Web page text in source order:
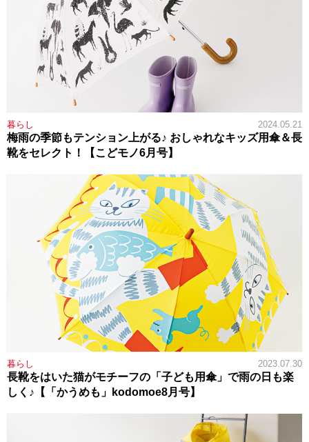
暮らし 2024.05.21
梅雨の季節もテンション上がる♪ おしゃれなキッズ用傘＆長
靴をセレクト！【こどモノ6月号】
暮らし 2023.07.30
長靴をはいた猫がモチーフの「子ども用傘」で雨の日も楽
しく♪【「かうめも」kodomoe8月号】